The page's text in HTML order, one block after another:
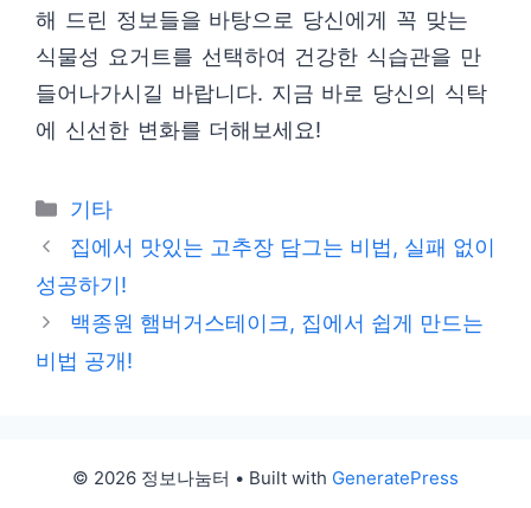
해 드린 정보들을 바탕으로 당신에게 꼭 맞는
식물성 요거트를 선택하여 건강한 식습관을 만
들어나가시길 바랍니다. 지금 바로 당신의 식탁
에 신선한 변화를 더해보세요!
Categories
기타
집에서 맛있는 고추장 담그는 비법, 실패 없이
성공하기!
백종원 햄버거스테이크, 집에서 쉽게 만드는
비법 공개!
© 2026 정보나눔터 • Built with GeneratePress